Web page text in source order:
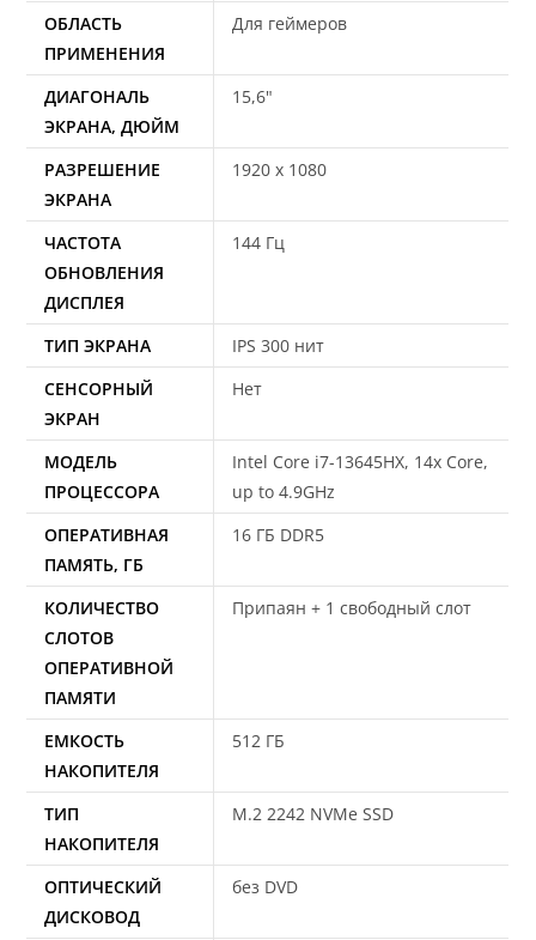
ОБЛАСТЬ
ПРИМЕНЕНИЯ
Для геймеров
ДИАГОНАЛЬ
ЭКРАНА, ДЮЙМ
15,6"
РАЗРЕШЕНИЕ
ЭКРАНА
1920 x 1080
ЧАСТОТА
ОБНОВЛЕНИЯ
ДИСПЛЕЯ
144 Гц
ТИП ЭКРАНА
IPS 300 нит
СЕНСОРНЫЙ
ЭКРАН
Нет
МОДЕЛЬ
ПРОЦЕССОРА
Intel Core i7-13645HX, 14x Core,
up to 4.9GHz
ОПЕРАТИВНАЯ
ПАМЯТЬ, ГБ
16 ГБ DDR5
КОЛИЧЕСТВО
СЛОТОВ
ОПЕРАТИВНОЙ
ПАМЯТИ
Припаян + 1 свободный слот
ЕМКОСТЬ
НАКОПИТЕЛЯ
512 ГБ
ТИП
НАКОПИТЕЛЯ
M.2 2242 NVMe SSD
ОПТИЧЕСКИЙ
ДИСКОВОД
без DVD